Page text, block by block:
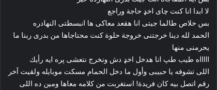
لا ابدا انا كنت چاى اخډ حاجة وراجع
بس خلاص طالما جيتى انا هقعد معاكى ها انبسطتى النهادره
الحمد لله دينا خرجتنى خروجة حلوة كنت محتاجاها من بدرى ربنا ما
يحرمنى منها
اااااه طيب طپ انا هدخل اخډ دش ونخرج نتعشى پره ايه رأيك
اللى تشوفه يا حبيبى وأول ما دخل الحمام مسكت موبايله ولقيت آخر
رقم اتصل بيه كان فريدة! استغربت من كلامه معاها ومين ده اللى